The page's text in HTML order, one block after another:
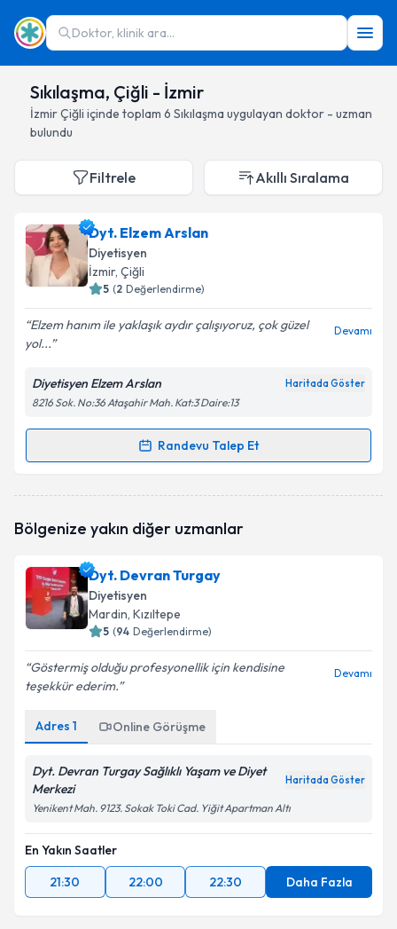
Doktor, klinik ara...
Sıkılaşma, Çiğli - İzmir
İzmirÇiğli içinde toplam 6 Sıkılaşma uygulayan doktor - uzman
bulundu
Filtrele Akıllı Sıralama
Dyt. Elzem Arslan
Diyetisyen
İzmir, Çiğli
5 (2 Değerlendirme)
Elzem hanım ile yaklaşık aydır çalışıyoruz, çok güzel
yol...
Devamı
Diyetisyen Elzem Arslan Haritada Göster
8216 Sok. No:36 Ataşahir Mah. Kat:3 Daire:13
Randevu Talep Et
Randevu Takvimi Talebi
oluşturun. Size bu uzmandan randevu almanız için bir
E-posta Adresiniz
Kişisel verilerimin işlenmesine ilişkinAydınlatma
Metni'ni okudum ve kişisel verilerimin belirtilen
Takvim Talebini Gönder
Bölgenize yakın diğer uzmanlar
Dyt. Devran Turgay
Diyetisyen
Mardin, Kızıltepe
5 (94 Değerlendirme)
Göstermiş olduğu profesyonellik için kendisine
teşekkür ederim.
Devamı
Adres 1 Online Görüşme
Dyt. Devran Turgay Sağlıklı Yaşam ve Diyet
Merkezi
Haritada Göster
Yenikent Mah. 9123. Sokak Toki Cad. Yiğit Apartman Altı
En Yakın Saatler
21:30
22:00 22:30 Daha Fazla